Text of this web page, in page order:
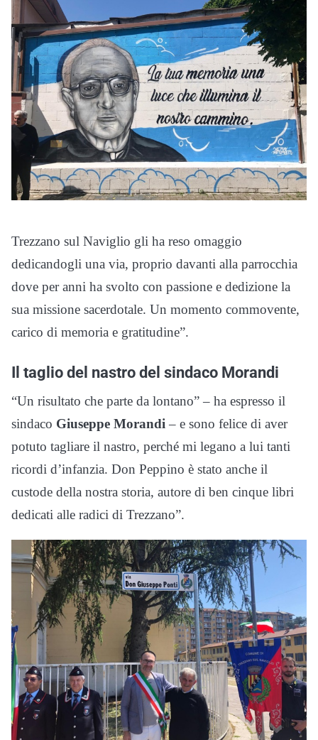
Trezzano sul Naviglio gli ha reso omaggio
dedicandogli una via, proprio davanti alla parrocchia
dove per anni ha svolto con passione e dedizione la
sua missione sacerdotale. Un momento commovente,
carico di memoria e gratitudine”.
Il taglio del nastro del sindaco Morandi
“Un risultato che parte da lontano” – ha espresso il
sindaco Giuseppe Morandi – e sono felice di aver
potuto tagliare il nastro, perché mi legano a lui tanti
ricordi d’infanzia. Don Peppino è stato anche il
custode della nostra storia, autore di ben cinque libri
dedicati alle radici di Trezzano”.